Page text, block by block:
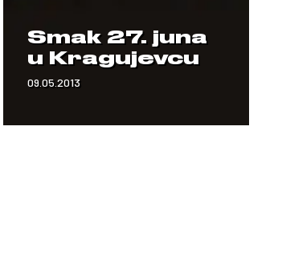
Smak 27. juna
u Kragujevcu
09.05.2013